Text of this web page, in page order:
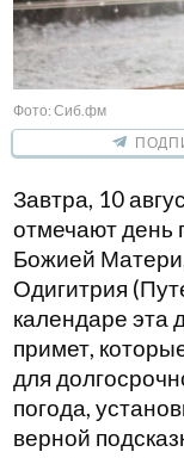
Фото: Сиб.фм
Завтра, 10
отмечают день
Божией
Одигитрия
календаре эта
примет,
для
погода,
верной